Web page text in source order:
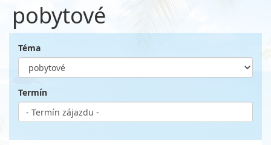
pobytové
Téma
Termín